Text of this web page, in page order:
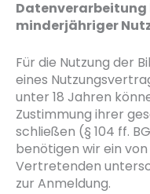
Datenverarbeitung
minderjähriger
Für die Nutzung der
eines
unter 18 Jahren
Zustimmung ihrer
schließen (§ 104 ff.
benötigen wir ein
Vertretenden
zur Anmeldung.